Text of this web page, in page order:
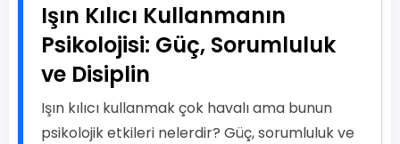
Işın Kılıcı Kullanmanın
Psikolojisi: Güç, Sorumluluk
ve Disiplin
Işın kılıcı kullanmak çok havalı ama bunun
psikolojik etkileri nelerdir? Güç, sorumluluk ve